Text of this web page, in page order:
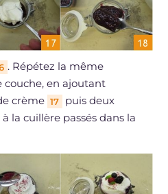
. Répétez la même
en ajoutant
crème 17
puis deux
la cuillère passés dans la